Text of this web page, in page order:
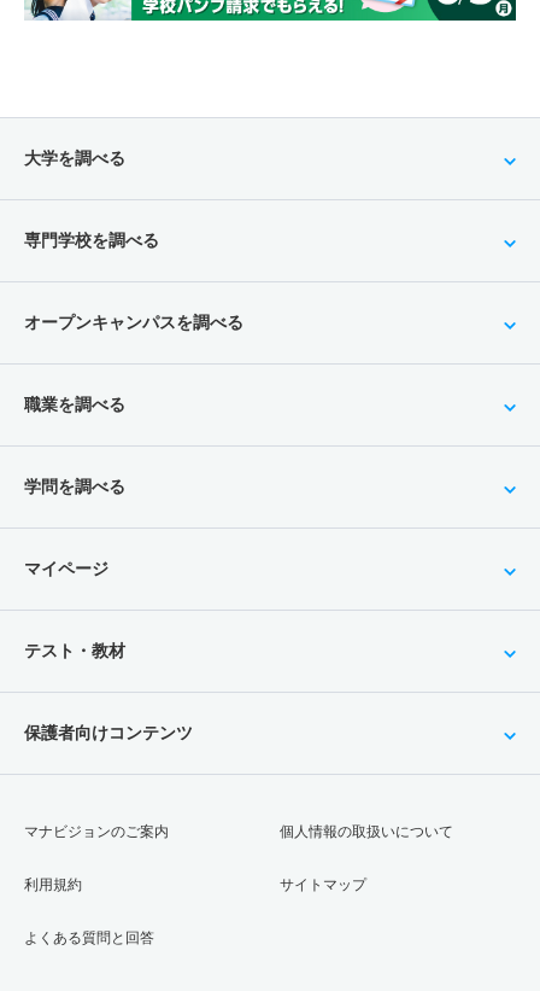
大学を調べる
専門学校を調べる
オープンキャンパスを調べる
職業を調べる
学問を調べる
マイページ
テスト・教材
保護者向けコンテンツ
マナビジョンのご案内
利用規約
よくある質問と回答
個人情報の取扱いについて
サイトマップ